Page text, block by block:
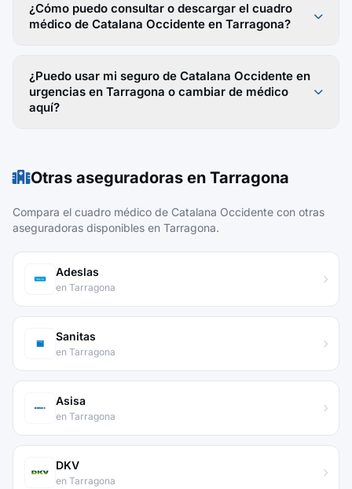
¿Cómo puedo consultar o descargar el cuadro
médico de Catalana Occidente en Tarragona?
¿Puedo usar mi seguro de Catalana Occidente en
urgencias en Tarragona o cambiar de médico
aquí?
Otras aseguradoras en Tarragona
Compara el cuadro médico de Catalana Occidente con otras
aseguradoras disponibles en Tarragona.
Adeslas
en Tarragona
Sanitas
en Tarragona
Asisa
en Tarragona
DKV
en Tarragona